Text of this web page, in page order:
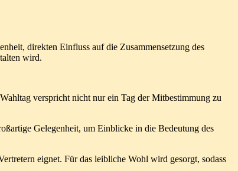
direkten Einfluss auf die Zusammensetzung des
wird.
verspricht nicht nur ein Tag der Mitbestimmung zu
Gelegenheit, um Einblicke in die Bedeutung des
eignet. Für das leibliche Wohl wird gesorgt, sodass